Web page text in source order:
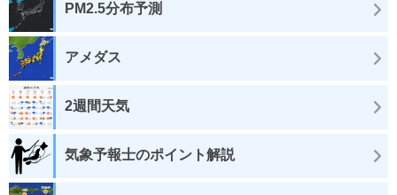
PM2.5分布予測
アメダス
2週間天気
気象予報士のポイント解説